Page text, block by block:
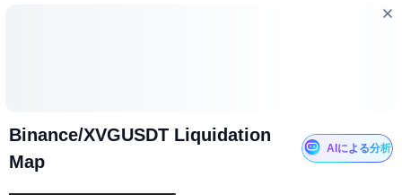
Binance/XVGUSDT Liquidation
Map
AIによる分析